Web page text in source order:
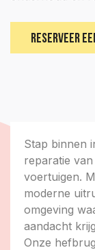
RESERVEER
Stap binnen
reparatie
voertuigen.
moderne
omgeving
aandacht
Onze